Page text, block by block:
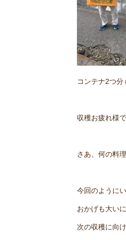
コンテナ2つ分
収穫お疲れ様
さあ、何の料
今回のように
おかげも大い
次の収穫に向